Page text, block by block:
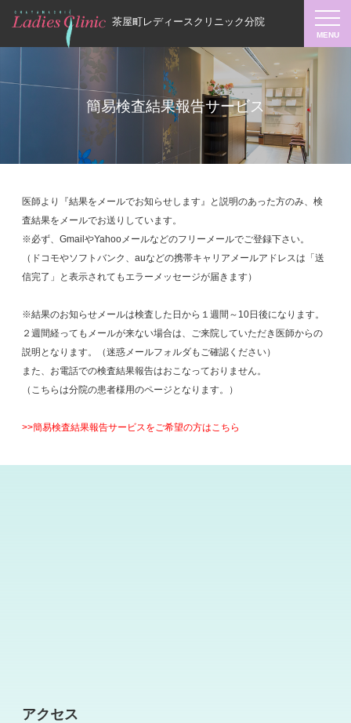
茶屋町レディースクリニック分院
簡易検査結果報告サービス
医師より『結果をメールでお知らせします』と説明のあった方のみ、検
査結果をメールでお送りしています。
※必ず、GmailやYahooメールなどのフリーメールでご登録下さい。
（ドコモやソフトバンク、auなどの携帯キャリアメールアドレスは「送
信完了」と表示されてもエラーメッセージが届きます）
※結果のお知らせメールは検査した日から１週間～10日後になります。
２週間経ってもメールが来ない場合は、ご来院していただき医師からの
説明となります。（迷惑メールフォルダもご確認ください）
また、お電話での検査結果報告はおこなっておりません。
（こちらは分院の患者様用のページとなります。）
>>簡易検査結果報告サービスをご希望の方はこちら
アクセス